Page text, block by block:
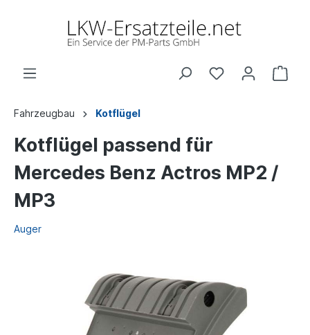
Fahrzeugbau Kotflügel
Kotflügel passend für
Mercedes Benz Actros MP2 /
MP3
Auger